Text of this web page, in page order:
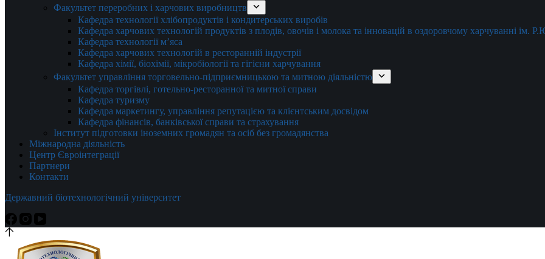
Факультет переробних і харчових виробництв
Кафедра технології хлібопродуктів і кондитерських виробів
Кафедра харчових технологій продуктів з плодів, овочів і молока та інновацій в оздоровчому харчуванні ім.
Кафедра технології м’яса
Кафедра харчових технологій в ресторанній індустрії
Кафедра хімії, біохімії, мікробіології та гігієни харчування
Факультет управління торговельно-підприємницькою та митною діяльністю
Кафедра торгівлі, готельно-ресторанної та митної справи
Кафедра туризму
Кафедра маркетингу, управління репутацією та клієнтським досвідом
Кафедра фінансів, банківської справи та страхування
Інститут підготовки іноземних громадян та осіб без громадянства
Міжнародна діяльність
Центр Євроінтеграції
Партнери
Контакти
Державний біотехнологічний університет